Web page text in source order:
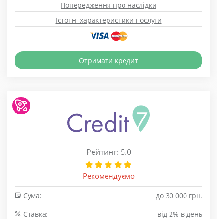
Попередження про наслідки
Істотні характеристики послуги
Отримати кредит
Рейтинг: 5.0
Рекомендуємо
Сума:
до 30 000 грн.
Cтавка:
від 2% в день